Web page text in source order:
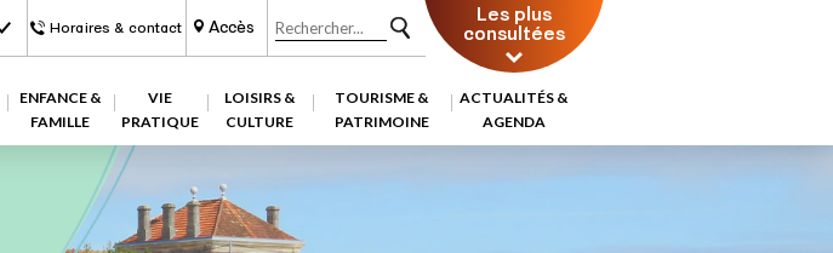
Horaires & contact Accès Les plus
consultées
ENFANCE &
FAMILLE
VIE
PRATIQUE
LOISIRS &
CULTURE
TOURISME &
PATRIMOINE
ACTUALITÉS &
AGENDA